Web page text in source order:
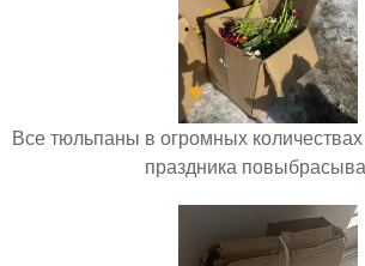
Все тюльпаны в огромных
праздника